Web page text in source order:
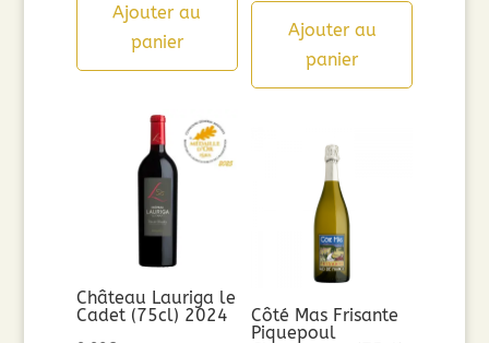
Ajouter au
panier
initial
était :
actuel
est :
Ajouter au
panier
Château Lauriga le
Cadet (75cl) 2024
Côté Mas Frisante
Piquepoul